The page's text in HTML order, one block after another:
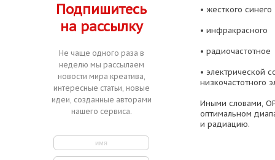
Подпишитесь
на рассылку
Не чаще одного раза в
неделю мы рассылаем
новости мира креатива,
интересные статьи, новые
идеи, созданные авторами
нашего сервиса.
• жесткого синего
• инфракрасного
• радиочастотное
• электрической
низкочастотного
Иными словами,
оптимальном
и радиацию.